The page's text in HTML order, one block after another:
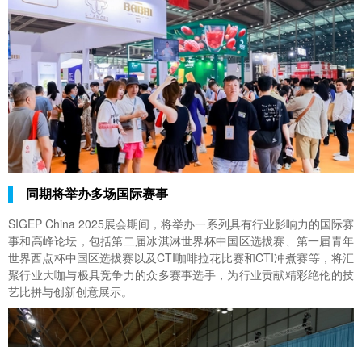
同期将举办多场国际赛事
SIGEP China 2025展会期间，将举办一系列具有行业影响力的国际赛
事和高峰论坛，包括第二届冰淇淋世界杯中国区选拔赛、第一届青年
世界西点杯中国区选拔赛以及CTI咖啡拉花比赛和CTI冲煮赛等，将汇
聚行业大咖与极具竞争力的众多赛事选手，为行业贡献精彩绝伦的技
艺比拼与创新创意展示。